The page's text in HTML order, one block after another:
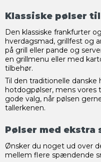
Klassiske pølser
Den klassiske frankfurter
hverdagsmad, grillfest og
på grill eller pande og
en grillmenu eller med
tilbehør.
Til den traditionelle
hotdogpølser, mens vores
gode valg, når pølsen
tallerkenen.
Pølser med ekstra
Ønsker du noget ud over
mellem flere spændende